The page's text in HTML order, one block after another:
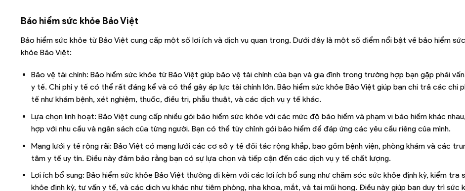
Bảo hiểm sức khỏe Bảo Việt
Bảo hiểm sức khỏe từ Bảo Việt cung cấp một số lợi ích và dịch vụ quan trọng. Dưới đây là một số điểm nổi bật về bảo hiểm sức
khỏe Bảo Việt:
Bảo vệ tài chính: Bảo hiểm sức khỏe từ Bảo Việt giúp bảo vệ tài chính của bạn và gia đình trong trường hợp bạn gặp phải
y tế. Chi phí y tế có thể rất đáng kể và có thể gây áp lực tài chính lớn. Bảo hiểm sức khỏe Bảo Việt giúp bạn chi trả các chi
tế như khám bệnh, xét nghiệm, thuốc, điều trị, phẫu thuật, và các dịch vụ y tế khác.
Lựa chọn linh hoạt: Bảo Việt cung cấp nhiều gói bảo hiểm sức khỏe với các mức độ bảo hiểm và phạm vi bảo hiểm khác
hợp với nhu cầu và ngân sách của từng người. Bạn có thể tùy chỉnh gói bảo hiểm để đáp ứng các yêu cầu riêng của mình.
Mạng lưới y tế rộng rãi: Bảo Việt có mạng lưới các cơ sở y tế đối tác rộng khắp, bao gồm bệnh viện, phòng khám và các
tâm y tế uy tín. Điều này đảm bảo rằng bạn có sự lựa chọn và tiếp cận đến các dịch vụ y tế chất lượng.
Lợi ích bổ sung: Bảo hiểm sức khỏe Bảo Việt thường đi kèm với các lợi ích bổ sung như chăm sóc sức khỏe định kỳ, kiểm tra
khỏe định kỳ, tư vấn y tế, và các dịch vụ khác như tiêm phòng, nha khoa, mắt, và tai mũi họng. Điều này giúp bạn duy trì sức